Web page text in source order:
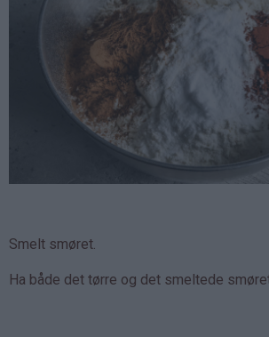
Smelt smøret.
Ha både det tørre og det smeltede